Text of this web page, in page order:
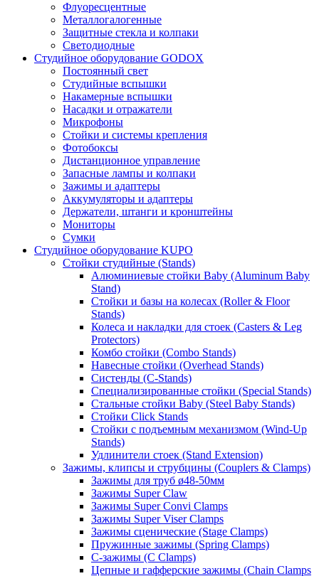
Флуоресцентные
Металлогалогенные
Защитные стекла и колпаки
Светодиодные
Студийное оборудование GODOX
Постоянный свет
Студийные вспышки
Накамерные вспышки
Насадки и отражатели
Микрофоны
Стойки и системы крепления
Фотобоксы
Дистанционное управление
Запасные лампы и колпаки
Зажимы и адаптеры
Аккумуляторы и адаптеры
Держатели, штанги и кронштейны
Мониторы
Сумки
Студийное оборудование KUPO
Стойки студийные (Stands)
Алюминиевые стойки Baby (Aluminum Baby
Stand)
Стойки и базы на колесах (Roller & Floor
Stands)
Колеса и накладки для стоек (Casters & Leg
Protectors)
Комбо стойки (Combo Stands)
Навесные стойки (Overhead Stands)
Систенды (C-Stands)
Специализированные стойки (Special Stands)
Стальные стойки Baby (Steel Baby Stands)
Стойки Click Stands
Стойки с подъемным механизмом (Wind-Up
Stands)
Удлинители стоек (Stand Extension)
Зажимы, клипсы и струбцины (Couplers & Clamps)
Зажимы для труб ø48-50мм
Зажимы Super Claw
Зажимы Super Convi Clamps
Зажимы Super Viser Clamps
Зажимы сценические (Stage Clamps)
Пружинные зажимы (Spring Clamps)
С-зажимы (C Clamps)
Цепные и гафферские зажимы (Chain Clamps